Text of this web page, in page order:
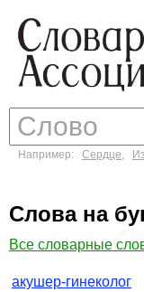
Например: Сердце,
Слова на
Все словарные
акушер-гинеколог